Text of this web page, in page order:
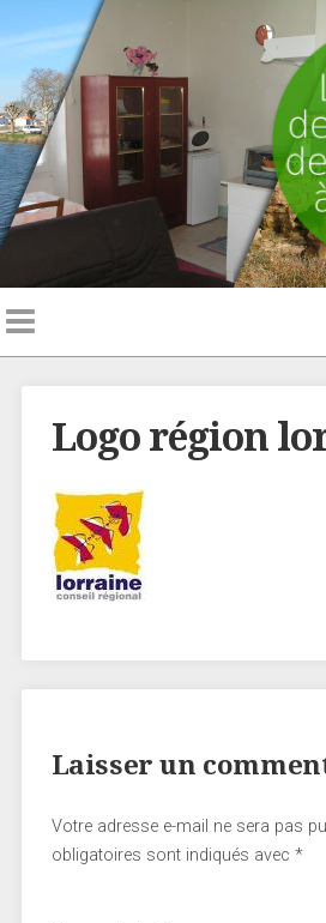
Logo région
Laisser un
Votre adresse e-mail ne sera pas
obligatoires sont indiqués avec *